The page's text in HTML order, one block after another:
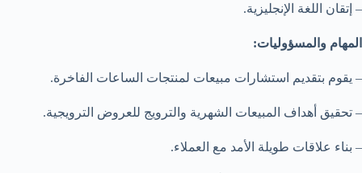
– إتقان اللغة الإنجليزية.
المهام والمسؤوليات:
– يقوم بتقديم استشارات مبيعات لمنتجات الساعات الفاخرة.
– تحقيق أهداف المبيعات الشهرية والترويج للعروض الترويجية.
– بناء علاقات طويلة الأمد مع العملاء.